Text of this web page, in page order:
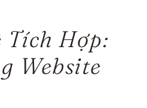
Tích Hợp:
Website